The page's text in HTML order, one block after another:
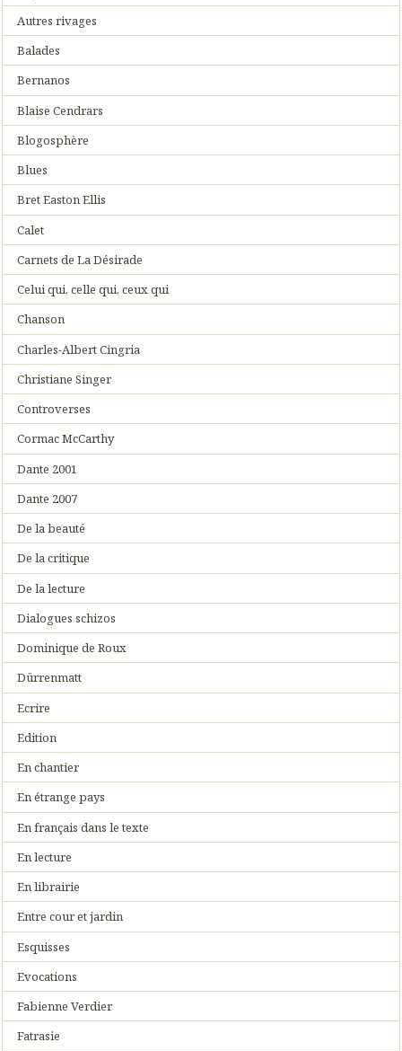
Autres rivages
Balades
Bernanos
Blaise Cendrars
Blogosphère
Blues
Bret Easton Ellis
Calet
Carnets de La Désirade
Celui qui, celle qui, ceux qui
Chanson
Charles-Albert Cingria
Christiane Singer
Controverses
Cormac McCarthy
Dante 2001
Dante 2007
De la beauté
De la critique
De la lecture
Dialogues schizos
Dominique de Roux
Dürrenmatt
Ecrire
Edition
En chantier
En étrange pays
En français dans le texte
En lecture
En librairie
Entre cour et jardin
Esquisses
Evocations
Fabienne Verdier
Fatrasie